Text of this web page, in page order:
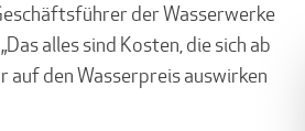
der Wasserwerke
alles sind Kosten, die sich ab
auf den Wasserpreis auswirken